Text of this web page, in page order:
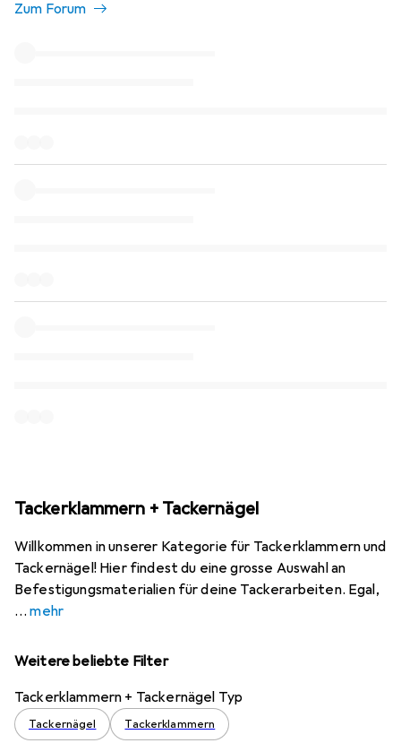
Zum Forum
Tackerklammern + Tackernägel
Willkommen in unserer Kategorie für Tackerklammern und
Tackernägel! Hier findest du eine grosse Auswahl an
Befestigungsmaterialien für deine Tackerarbeiten. Egal,
mehr
Weitere beliebte Filter
Tackerklammern + Tackernägel Typ
Tackernägel Tackerklammern